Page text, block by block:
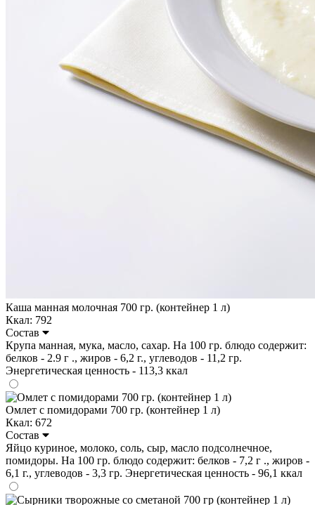
Каша манная молочная 700 гр. (контейнер 1 л)
Ккал: 792
Состав
Крупа манная, мука, масло, сахар. На 100 гр. блюдо содержит:
белков - 2.9 г ., жиров - 6,2 г., углеводов - 11,2 гр.
Энергетическая ценность - 113,3 ккал
Омлет с помидорами 700 гр. (контейнер 1 л)
Ккал: 672
Состав
Яйцо куриное, молоко, соль, сыр, масло подсолнечное,
помидоры. На 100 гр. блюдо содержит: белков - 7,2 г ., жиров -
6,1 г., углеводов - 3,3 гр. Энергетическая ценность - 96,1 ккал